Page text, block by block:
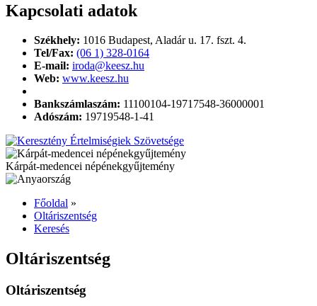
Kapcsolati adatok
Székhely: 1016 Budapest, Aladár u. 17. fszt. 4.
Tel/Fax: (06 1) 328-0164
E-mail: iroda@keesz.hu
Web: www.keesz.hu
Bankszámlaszám: 11100104-19717548-36000001
Adószám: 19719548-1-41
Kárpát-medencei népénekgyűjtemény
Főoldal »
Oltáriszentség
Keresés
Oltáriszentség
Oltáriszentség